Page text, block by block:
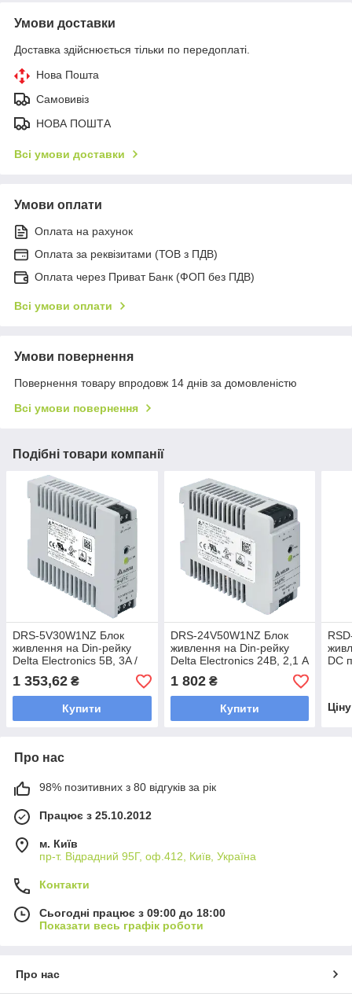
Умови доставки
Доставка здійснюється тільки по передоплаті.
Нова Пошта
Самовивіз
НОВА ПОШТА
Всі умови доставки
Умови оплати
Оплата на рахунок
Оплата за реквізитами (ТОВ з ПДВ)
Оплата через Приват Банк (ФОП без ПДВ)
Всі умови оплати
Умови повернення
Повернення товару впродовж 14 днів за домовленістю
Всі умови повернення
Подібні товари компанії
DRS-5V30W1NZ Блок
живлення на Din-рейку
Delta Electronics 5В, 3A /
аналог HDR-15-5, MDR-
20-5 Mean well
1 353,62 ₴
Купити
DRS-24V50W1NZ Блок
живлення на Din-рейку
Delta Electronics 24В, 2,1 A
/ аналог HDR-60-24, MDR-
60-24 Mean well
1 802₴
Купити
DC
Про нас
98% позитивних з 80 відгуків за рік
Працює з 25.10.2012
м. Київ
пр-т. Відрадний 95Г, оф.412, Київ, Україна
Контакти
Сьогодні працює з 09:00 до 18:00
Показати весь графік роботи
Про нас